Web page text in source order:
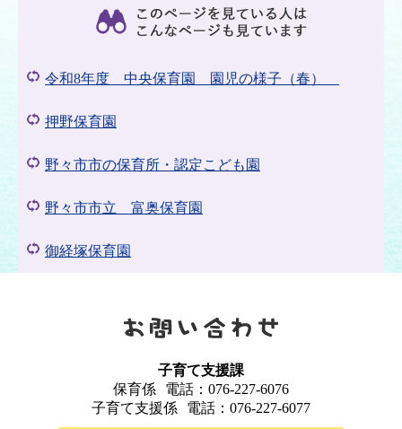
令和8年度 中央保育園 園児の様子（春）
押野保育園
野々市市の保育所・認定こども園
野々市市立 富奥保育園
御経塚保育園
子育て支援課
保育係
電話：076-227-6076
子育て支援係
電話：076-227-6077